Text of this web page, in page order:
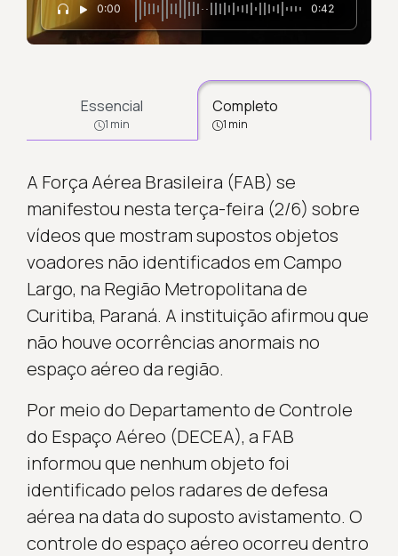
0:00 0:42
Essencial
1 min
Completo
1 min
A Força Aérea Brasileira (FAB) se
manifestou nesta terça-feira (2/6) sobre
vídeos que mostram supostos objetos
voadores não identificados em Campo
Largo, na Região Metropolitana de
Curitiba, Paraná. A instituição afirmou que
não houve ocorrências anormais no
espaço aéreo da região.
Por meio do Departamento de Controle
do Espaço Aéreo (DECEA), a FAB
informou que nenhum objeto foi
identificado pelos radares de defesa
aérea na data do suposto avistamento. O
controle do espaço aéreo ocorreu dentro